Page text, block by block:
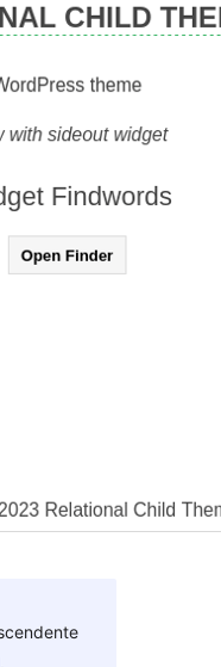
.